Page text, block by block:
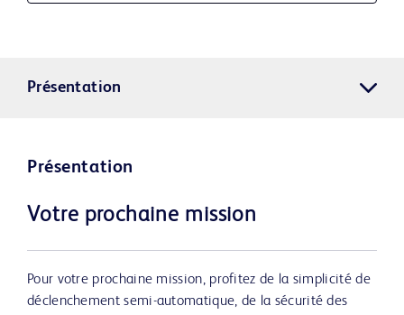
Présentation
Présentation
Votre prochaine mission
Pour votre prochaine mission, profitez de la simplicité de
déclenchement semi-automatique, de la sécurité des